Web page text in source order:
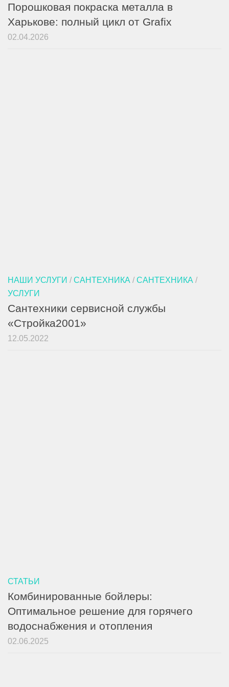
Порошковая покраска металла в
Харькове: полный цикл от Grafix
02.04.2026
НАШИ УСЛУГИ / САНТЕХНИКА / САНТЕХНИКА /
УСЛУГИ
Сантехники сервисной службы
«Стройка2001»
12.05.2022
СТАТЬИ
Комбинированные бойлеры:
Оптимальное решение для горячего
водоснабжения и отопления
02.06.2025